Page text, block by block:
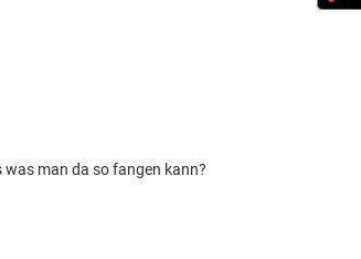
was man da so fangen kann?